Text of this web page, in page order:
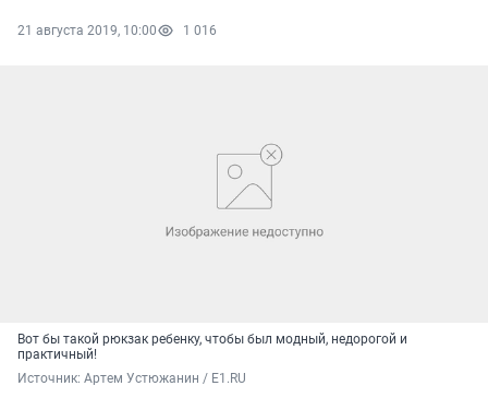
21 августа 2019, 10:00 1 016
Вот бы такой рюкзак ребенку, чтобы был модный, недорогой и
практичный!
Источник: Артем Устюжанин / E1.RU